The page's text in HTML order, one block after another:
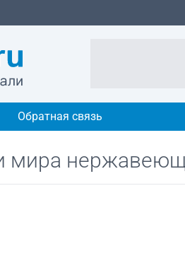
Обратная связь
мира